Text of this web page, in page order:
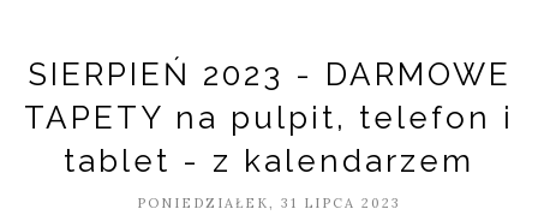
SIERPIEŃ 2023 - DARMOWE
TAPETY na pulpit, telefon i
tablet - z kalendarzem
PONIEDZIAŁEK, 31 LIPCA 2023